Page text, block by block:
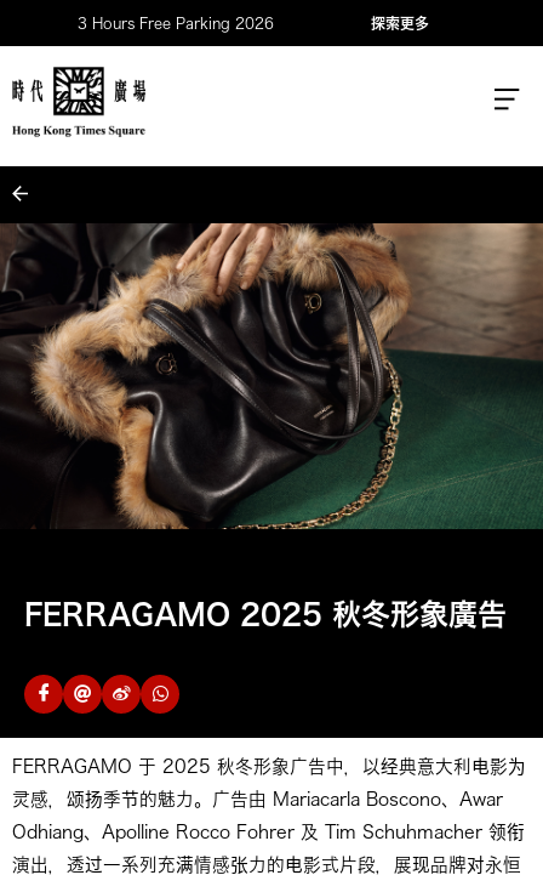
3 Hours Free Parking 2026 探索更多
FERRAGAMO 2025 秋冬形象廣告
FERRAGAMO 于 2025 秋冬形象广告中，以经典意大利电影为
灵感，颂扬季节的魅力。广告由 Mariacarla Boscono、Awar
Odhiang、Apolline Rocco Fohrer 及 Tim Schuhmacher 领衔
演出，透过一系列充满情感张力的电影式片段，展现品牌对永恒